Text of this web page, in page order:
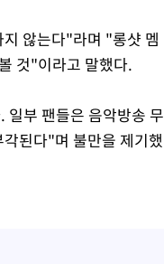
않는다"라며 "롱샷 멤
것"이라고 말했다.
일부 팬들은 음악방송 무
된다"며 불만을 제기했